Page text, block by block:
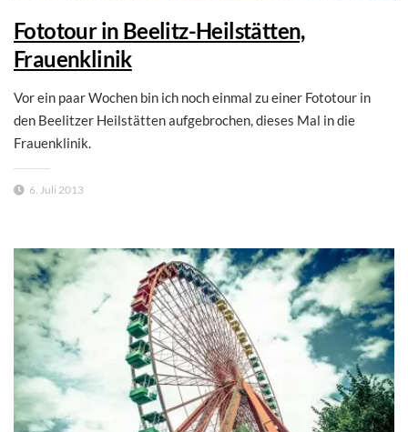
Fototour in Beelitz-Heilstätten,
Frauenklinik
Vor ein paar Wochen bin ich noch einmal zu einer Fototour in
den Beelitzer Heilstätten aufgebrochen, dieses Mal in die
Frauenklinik.
6. Juli 2013